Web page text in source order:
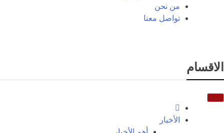
من نحن
تواصل معنا
الاقسام
الأخبار